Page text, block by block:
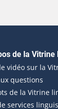
de la Vitrine
vidéo sur la
questions
de la Vitrine
services